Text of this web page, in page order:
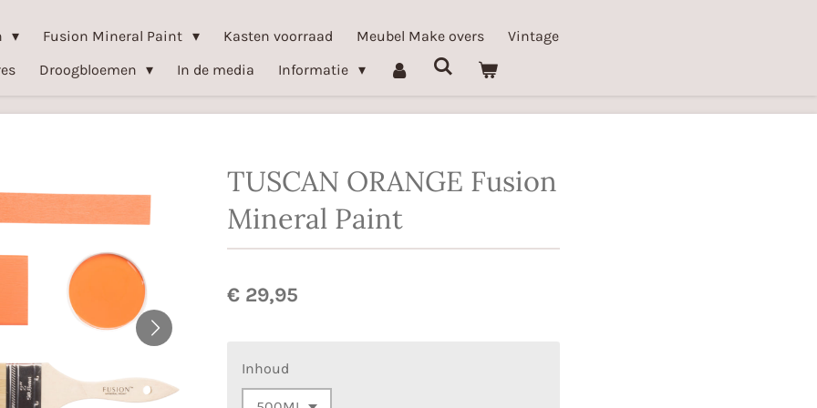
Fusion Mineral Paint Kasten voorraad Meubel Make overs
Vintage
Droogbloemen In de media Informatie
TUSCAN ORANGE Fusion
Mineral Paint
€ 29,95
Inhoud